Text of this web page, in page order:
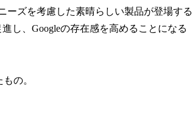
ーズを考慮した素晴らしい製品が登場する
し、Googleの存在感を高めることになる
の。